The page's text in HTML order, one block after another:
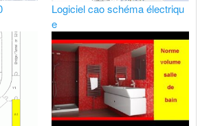
Logiciel cao schéma électriqu
e